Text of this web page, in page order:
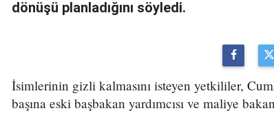
dönüşü planladığını söyledi.
İsimlerinin gizli kalmasını isteyen yetkililer,
başına eski başbakan yardımcısı ve maliye